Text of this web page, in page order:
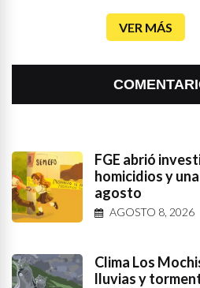
VER MÁS
FGE abrió
homicidios y
agosto
AGOSTO 8, 2026
Clima Los
lluvias y